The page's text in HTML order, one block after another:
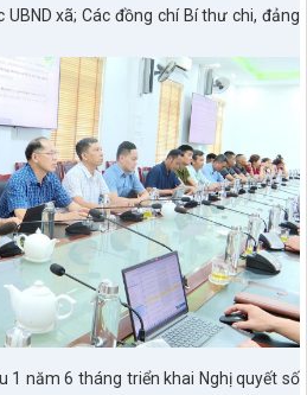
xã; Các đồng chí Bí thư chi, đảng
1 năm 6 tháng triển khai Nghị quyết số